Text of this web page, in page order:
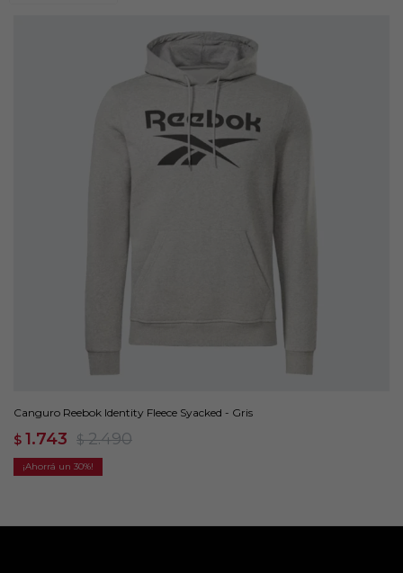
Canguro Reebok Identity Fleece Syacked - Gris
$ 1.743 $ 2.490
30